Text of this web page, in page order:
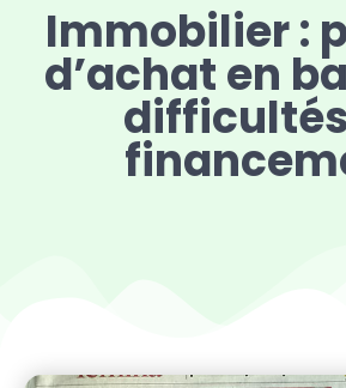
Immobilier :
d’achat en